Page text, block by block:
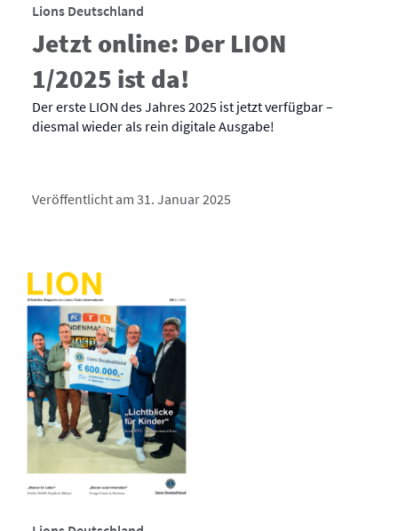
Lions Deutschland
Jetzt online: Der LION
1/2025 ist da!
Der erste LION des Jahres 2025 ist jetzt verfügbar –
diesmal wieder als rein digitale Ausgabe!
Veröffentlicht am 31. Januar 2025